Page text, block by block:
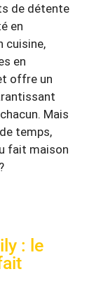
de détente
en
cuisine,
en
offre un
Mais
temps,
fait maison
: le